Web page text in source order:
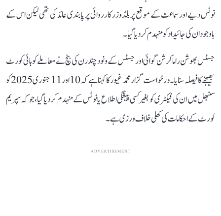
نوٹس دیے اور سماعت کے موقع پر بلڈوزر کارروائی پر پابندی عائد کی تھی لیکن اس کے
باوجود ان کی جائیداد کو منہدم کر دیا گیا۔
جسٹس بھوشن راماکرشن گوائی اور جسٹس کے ونود چندرن کی بنچ نے معاملے کو ہائی کورٹ
بھیجنے کا فیصلہ سنایا۔ درخواست گزار محمد غیور کا کہنا ہے کہ 10 اور 11 جنوری 2025 کو
سنبھل میں ان کی فیکٹری کو بغیر کسی پیشگی اطلاع یا نوٹس کے منہدم کر دیا گیا، جو کہ سپریم
کورٹ کے احکامات کی کھلی خلاف ورزی ہے۔
ADVERTISEMENT